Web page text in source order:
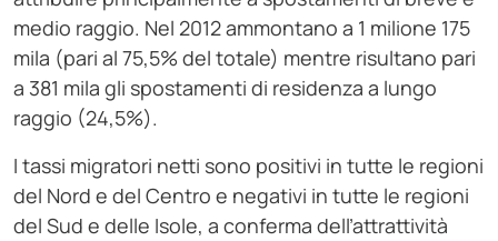
medio raggio. Nel 2012 ammontano a 1 milione 175
mila (pari al 75,5% del totale) mentre risultano pari
a 381 mila gli spostamenti di residenza a lungo
raggio (24,5%).
I tassi migratori netti sono positivi in tutte le regioni
del Nord e del Centro e negativi in tutte le regioni
del Sud e delle Isole, a conferma dell’attrattività